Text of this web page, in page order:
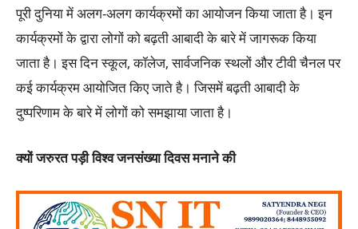
पूरी दुनिया में अलग-अलग कार्यक्रमों का आयोजन किया जाता है। इन
कार्यक्रमों के द्वारा लोगों को बढ़ती आबादी के बारे में जागरूक किया
जाता है। इस दिन स्कूल, कॉलेज, सार्वजनिक स्थलों और टीवी चैनल पर
कई कार्यक्रम आयोजित किए जाते है। जिसमें बढ़ती आबादी के
दुष्परिणाम के बारे में लोगों को समझाया जाता है।
क्यों जरुरत पड़ी विश्व जनसंख्या दिवस मनाने की